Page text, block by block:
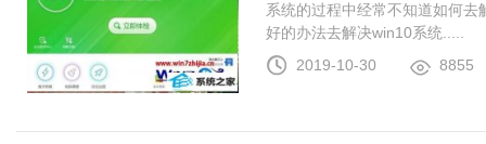
系统的过程中经常不知道如何
好的办法去解决win10系统.....
2019-10-30
8855